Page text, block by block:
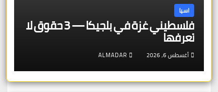
اسيا
فلسطيني غزة في بلجيكا — 3 حقوق لا
تعرفها
أغسطس 6, 2026 ALMADAR